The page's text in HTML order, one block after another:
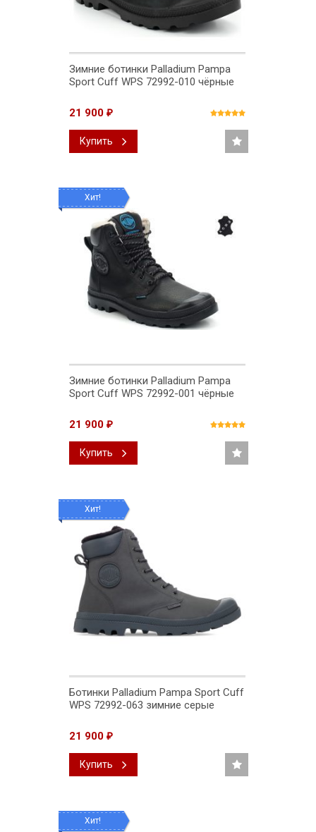
Зимние ботинки Palladium Pampa
Sport Cuff WPS 72992-010 чёрные
21 900 ₽
Купить
Хит!
Зимние ботинки Palladium Pampa
Sport Cuff WPS 72992-001 чёрные
21 900 ₽
Купить
Хит!
Ботинки Palladium Pampa Sport Cuff
WPS 72992-063 зимние серые
21 900 ₽
Купить
Хит!